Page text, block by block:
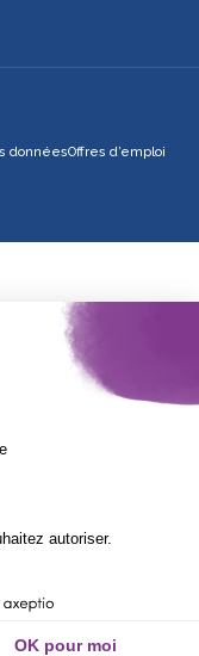
donnéesOffres d’emploi